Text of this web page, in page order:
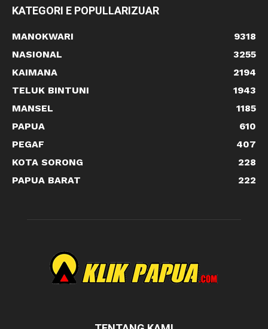
KATEGORI E POPULLARIZUAR
MANOKWARI
9318
NASIONAL
3255
KAIMANA
2194
TELUK BINTUNI
1943
MANSEL
1185
PAPUA
610
PEGAF
407
KOTA SORONG
228
PAPUA BARAT
222